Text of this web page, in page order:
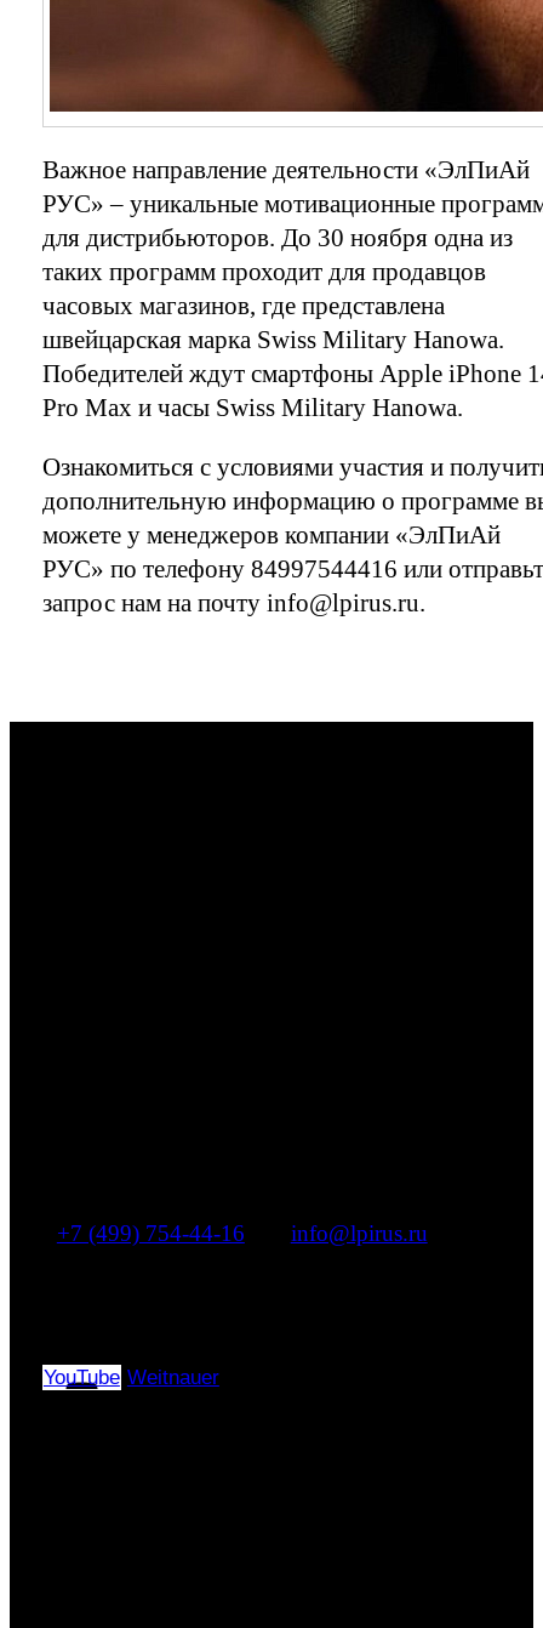
Важное направление деятельности «ЭлПиАй
РУС» – уникальные мотивационные
для дистрибьюторов. До 30 ноября одна из
таких программ проходит для продавцов
часовых магазинов, где представлена
швейцарская марка Swiss Military Hanowa.
Победителей ждут смартфоны Apple iPhone
Pro Max и часы Swiss Military Hanowa.
Ознакомиться с условиями участия и
дополнительную информацию о программе
можете у менеджеров компании «ЭлПиАй
РУС» по телефону 84997544416 или
запрос нам на почту info@lpirus.ru.
+7 (499) 754-44-16
info@lpirus.ru
YouTube Weitnauer